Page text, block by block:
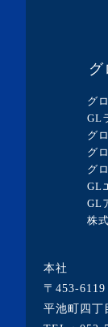
・2023年9
・2023年8
・2023年7
・2023年6
・2023年5
・2023年4
・2023年2
・2023年1
グ
グ
GL
グ
グ
グ
GL
GL
株
本社
〒453-
平池町四丁